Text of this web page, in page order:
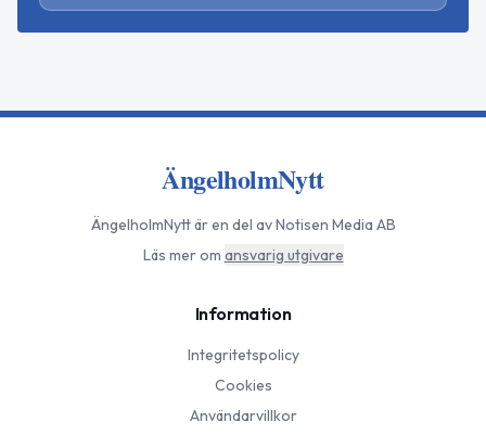
ÄngelholmNytt
ÄngelholmNyttär en del av Notisen Media AB
Läs mer om ansvarig utgivare
Information
Integritetspolicy
Cookies
Användarvillkor